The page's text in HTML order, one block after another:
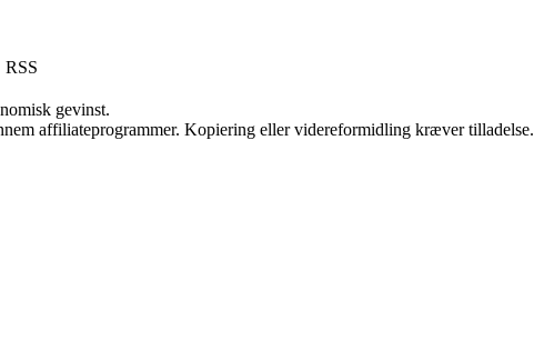
RSS
gevinst.
affiliateprogrammer. Kopiering eller videreformidling kræver tilladelse.